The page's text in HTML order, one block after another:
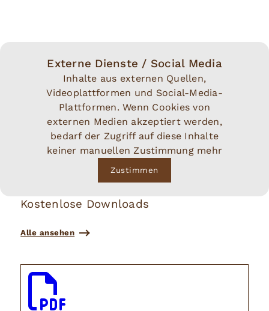
Externe Dienste / Social Media
Inhalte aus externen Quellen,
Videoplattformen und Social-Media-
Plattformen. Wenn Cookies von
externen Medien akzeptiert werden,
bedarf der Zugriff auf diese Inhalte
keiner manuellen Zustimmung mehr
Zustimmen
Kostenlose Downloads
Alle ansehen